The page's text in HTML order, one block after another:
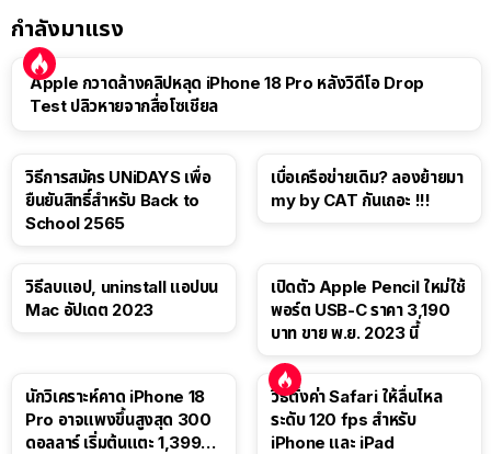
กำลังมาแรง
Apple กวาดล้างคลิปหลุด iPhone 18 Pro หลังวิดีโอ Drop
Test ปลิวหายจากสื่อโซเชียล
วิธีการสมัคร UNiDAYS เพื่อ
ยืนยันสิทธิ์สำหรับ Back to
School 2565
เบื่อเครือข่ายเดิม? ลองย้ายมา
my by CAT กันเถอะ !!!
วิธีลบแอป, uninstall แอปบน
Mac อัปเดต 2023
เปิดตัว Apple Pencil ใหม่ใช้
พอร์ต USB-C ราคา 3,190
บาท ขาย พ.ย. 2023 นี้
นักวิเคราะห์คาด iPhone 18
Pro อาจแพงขึ้นสูงสุด 300
ดอลลาร์ เริ่มต้นแตะ 1,399
วิธีตั้งค่า Safari ให้ลื่นไหล
ระดับ 120 fps สำหรับ
iPhone และ iPad